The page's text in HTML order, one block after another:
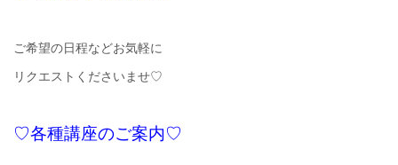
ご希望の日程などお気軽に
リクエストくださいませ♡
♡各種講座のご案内♡